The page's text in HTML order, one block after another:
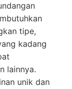
tipe,
kadang
lainnya.
unik dan